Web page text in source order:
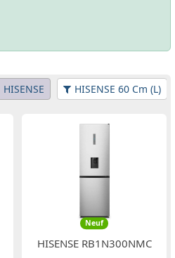
HISENSE HISENSE 60 Cm (L)
Neuf
HISENSE RB1N300NMC